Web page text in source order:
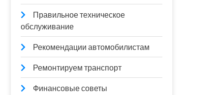
Правильное техническое
обслуживание
Рекомендации автомобилистам
Ремонтируем транспорт
Финансовые советы